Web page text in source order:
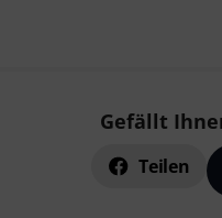
Gefällt
Teilen